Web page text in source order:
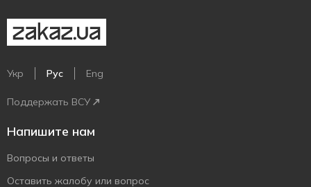
Укр Рус Eng
Поддержать ВСУ
Напишите нам
Вопросы и ответы
Оставить жалобу или вопрос